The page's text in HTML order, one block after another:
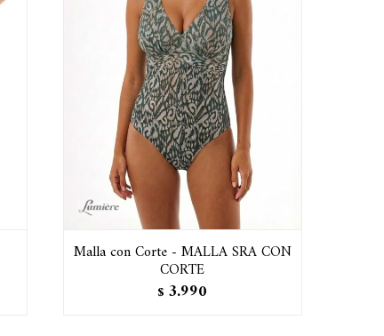
Malla con Corte - MALLA SRA CON
CORTE
$ 3.990